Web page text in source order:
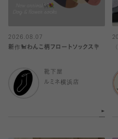
2026.08.07
新作🐩わんこ柄フロートソックス💐
靴下屋
ルミネ横浜店